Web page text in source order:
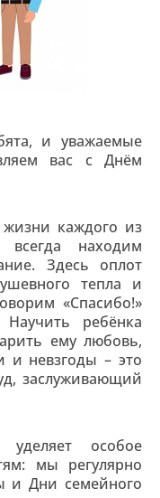
и уважаемые
вас с Днём
каждого из
находим
Здесь оплот
тепла и
«Спасибо!»
ребёнка
ему любовь,
и невзгоды – это
заслуживающий
уделяет особое
мы регулярно
и Дни семейного